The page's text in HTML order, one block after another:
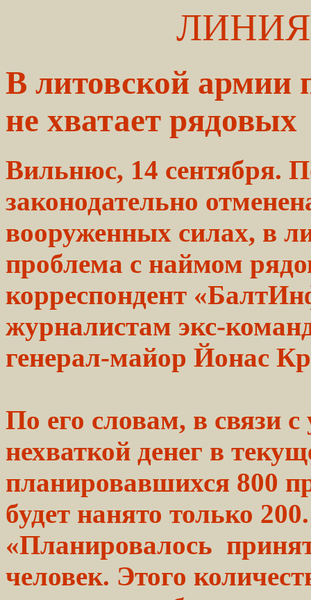
В литовской армии
не хватает рядовых
Вильнюс, 14 сентября.
законодательно
вооруженных силах, в
проблема с наймом
корреспондент
журналистам экс-
генерал-майор Йонас
По его словам, в связи
нехваткой денег в
планировавшихся 800
будет нанято только 200.
«Планировалось
человек. Этого